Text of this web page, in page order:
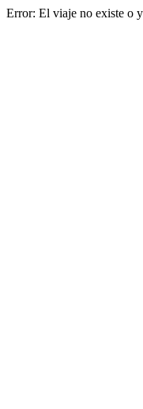
Error: El viaje no existe o